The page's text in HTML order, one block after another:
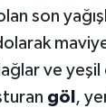
son
ve yeşil
göl ,